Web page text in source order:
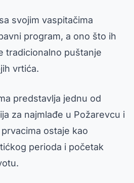
svojim vaspitačima
program, a ono što ih
tradicionalno puštanje
vrtića.
predstavlja jednu od
za najmlađe u Požarevcu i
ostaje kao
perioda i početak